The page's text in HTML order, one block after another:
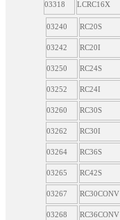
03318 LCRC16X
03240 RC20S
03242 RC20I
03250 RC24S
03252 RC24I
03260 RC30S
03262 RC30I
03264 RC36S
03265 RC42S
03267 RC30CONV
03268 RC36CONV